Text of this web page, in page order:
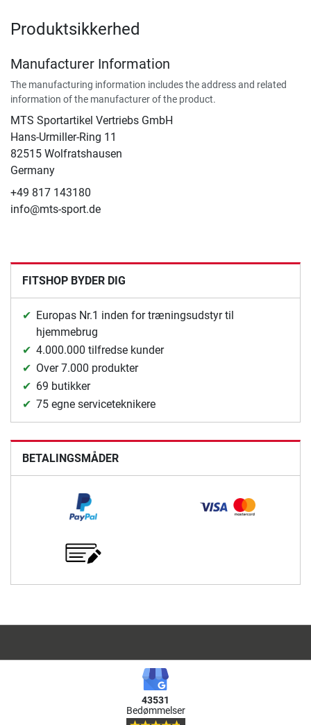
Produktsikkerhed
Manufacturer Information
The manufacturing information includes the address and related
information of the manufacturer of the product.
MTS Sportartikel Vertriebs GmbH
Hans-Urmiller-Ring 11
82515 Wolfratshausen
Germany
+49 817 143180
info@mts-sport.de
FITSHOP BYDER DIG
Europas Nr.1 inden for træningsudstyr til
hjemmebrug
4.000.000 tilfredse kunder
Over 7.000 produkter
69 butikker
75 egne serviceteknikere
BETALINGSMÅDER
43531
Bedømmelser